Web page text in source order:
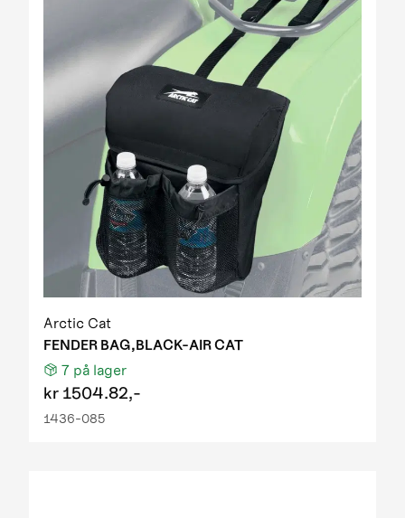
Arctic Cat
FENDER BAG,BLACK-AIR CAT
7 på lager
kr 1504.82,-
1436-085